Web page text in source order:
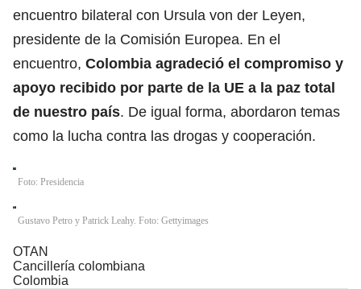
encuentro bilateral con Ursula von der Leyen,
presidente de la Comisión Europea. En el
encuentro, Colombia agradeció el compromiso y
apoyo recibido por parte de la UE a la paz total
de nuestro país. De igual forma, abordaron temas
como la lucha contra las drogas y cooperación.
Foto: Presidencia
Gustavo Petro y Patrick Leahy. Foto: Gettyimages
OTAN
Cancillería colombiana
Colombia